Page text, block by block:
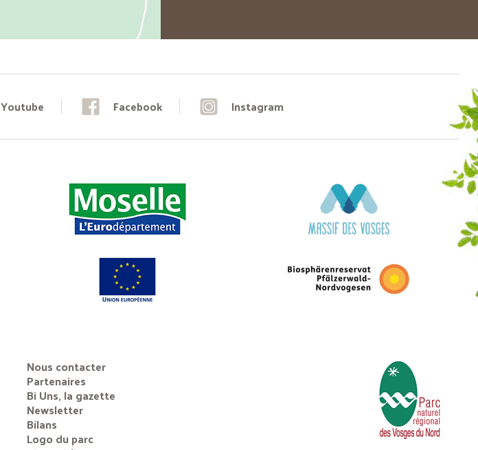
Youtube Facebook Instagram
Nous contacter
Partenaires
Bi Uns, la gazette
Newsletter
Bilans
Logo du parc